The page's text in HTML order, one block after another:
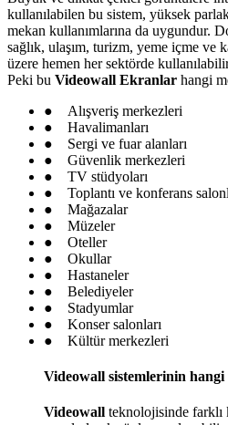
kullanılabilen bu sistem, yüksek
mekan kullanımlarına da uygundur.
sağlık, ulaşım, turizm, yeme içme ve
üzere hemen her sektörde
Peki bu Videowall Ekranlar hangi
● Alışveriş merkezleri
● Havalimanları
● Sergi ve fuar alanları
● Güvenlik merkezleri
● TV stüdyoları
● Toplantı ve konferans
● Mağazalar
● Müzeler
● Oteller
● Okullar
● Hastaneler
● Belediyeler
● Stadyumlar
● Konser salonları
● Kültür merkezleri
Videowall sistemlerinin
Videowall teknolojisinde farklı